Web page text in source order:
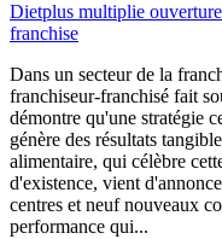
Dietplus multiplie
franchise
Dans un secteur de la
franchiseur-franchisé fait
démontre qu'une stratégie
génère des résultats
alimentaire, qui célèbre
d'existence, vient
centres et neuf nouveaux
performance qui...